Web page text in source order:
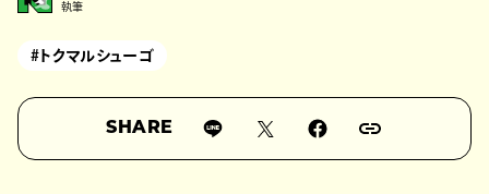
執筆
#トクマルシューゴ
SHARE